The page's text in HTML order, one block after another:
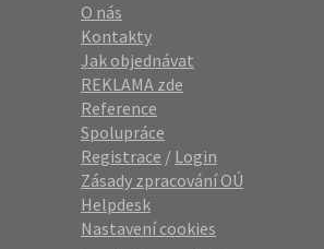
O nás
Kontakty
Jak objednávat
REKLAMA zde
Reference
Spolupráce
Registrace / Login
Zásady zpracování OÚ
Helpdesk
Nastavení cookies